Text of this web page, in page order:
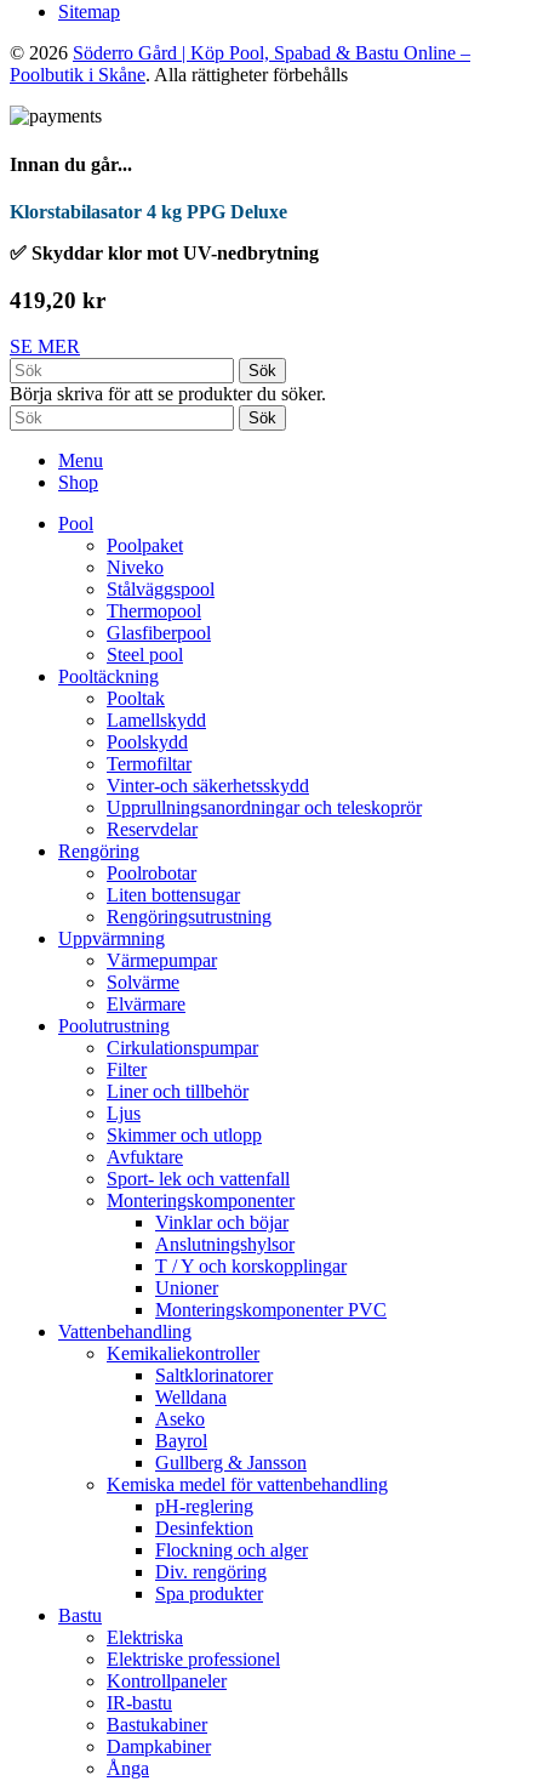
Sitemap
© 2026 Söderro Gård | Köp Pool, Spabad & Bastu Online –
Poolbutik i Skåne. Alla rättigheter förbehålls
Innan du går...
Klorstabilasator 4 kg PPG Deluxe
✅ Skyddar klor mot UV-nedbrytning
419,20 kr
SE MER
Sök
Börja skriva för att se produkter du söker.
Sök
Menu
Shop
Pool
Poolpaket
Niveko
Stålväggspool
Thermopool
Glasfiberpool
Steel pool
Pooltäckning
Pooltak
Lamellskydd
Poolskydd
Termofiltar
Vinter-och säkerhetsskydd
Upprullningsanordningar och teleskoprör
Reservdelar
Rengöring
Poolrobotar
Liten bottensugar
Rengöringsutrustning
Uppvärmning
Värmepumpar
Solvärme
Elvärmare
Poolutrustning
Cirkulationspumpar
Filter
Liner och tillbehör
Ljus
Skimmer och utlopp
Avfuktare
Sport- lek och vattenfall
Monteringskomponenter
Vinklar och böjar
Anslutningshylsor
T / Y och korskopplingar
Unioner
Monteringskomponenter PVC
Vattenbehandling
Kemikaliekontroller
Saltklorinatorer
Welldana
Aseko
Bayrol
Gullberg & Jansson
Kemiska medel för vattenbehandling
pH-reglering
Desinfektion
Flockning och alger
Div. rengöring
Spa produkter
Bastu
Elektriska
Elektriske professionel
Kontrollpaneler
IR-bastu
Bastukabiner
Dampkabiner
Ånga